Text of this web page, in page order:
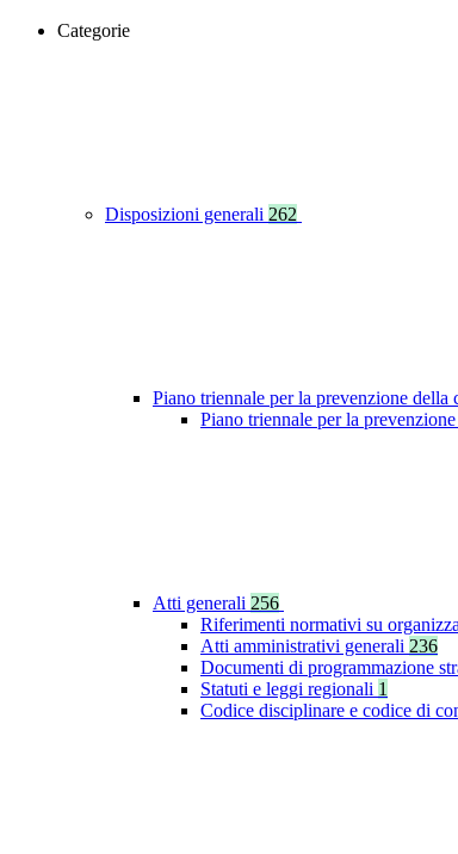
Categorie
Disposizioni generali 262
Piano triennale per la prevenzione della
Piano triennale per la
Atti generali 256
Riferimenti normativi su
Atti amministrativi generali 236
Documenti di programmazione
Statuti e leggi regionali 1
Codice disciplinare e codice di